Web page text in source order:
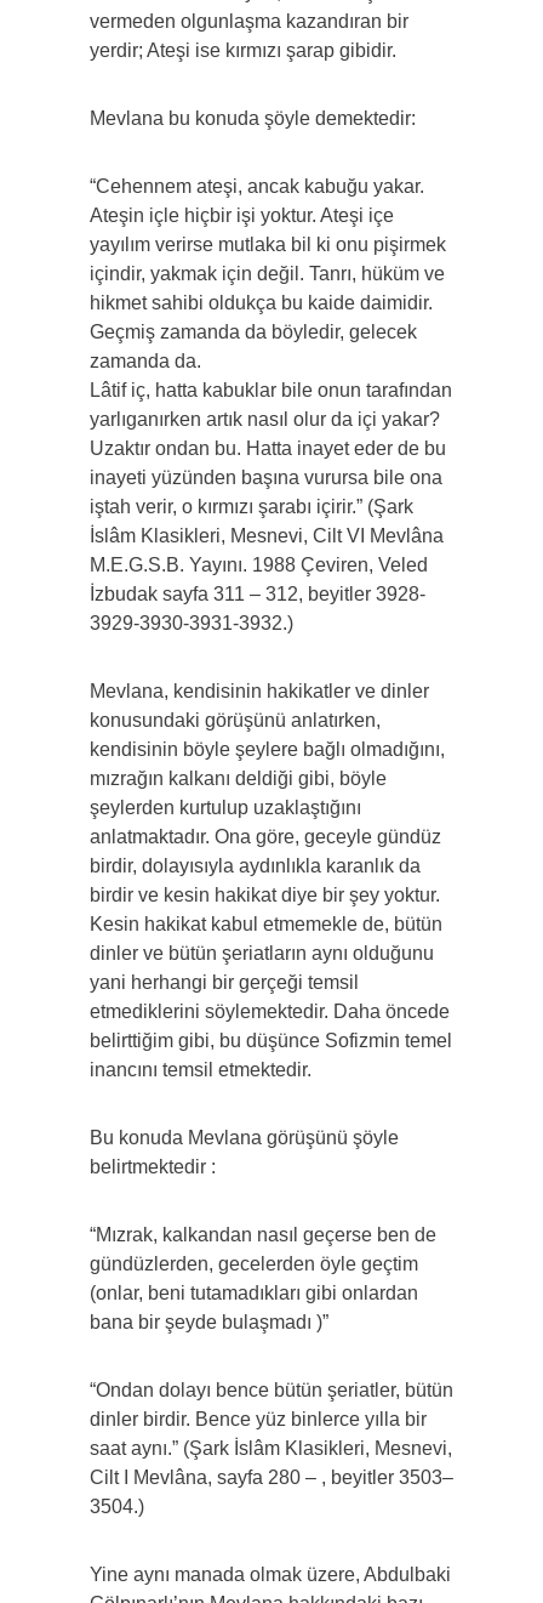
vermeden olgunlaşma kazandıran bir
yerdir; Ateşi ise kırmızı şarap gibidir.
Mevlana bu konuda şöyle demektedir:
“Cehennem ateşi, ancak kabuğu yakar.
Ateşin içle hiçbir işi yoktur. Ateşi içe
yayılım verirse mutlaka bil ki onu pişirmek
içindir, yakmak için değil. Tanrı, hüküm ve
hikmet sahibi oldukça bu kaide daimidir.
Geçmiş zamanda da böyledir, gelecek
zamanda da.
Lâtif iç, hatta kabuklar bile onun tarafından
yarlıganırken artık nasıl olur da içi yakar?
Uzaktır ondan bu. Hatta inayet eder de bu
inayeti yüzünden başına vurursa bile ona
iştah verir, o kırmızı şarabı içirir.” (Şark
İslâm Klasikleri, Mesnevi, Cilt VI Mevlâna
M.E.G.S.B. Yayını. 1988 Çeviren, Veled
İzbudak sayfa 311 – 312, beyitler 3928-
3929-3930-3931-3932.)
Mevlana, kendisinin hakikatler ve dinler
konusundaki görüşünü anlatırken,
kendisinin böyle şeylere bağlı olmadığını,
mızrağın kalkanı deldiği gibi, böyle
şeylerden kurtulup uzaklaştığını
anlatmaktadır. Ona göre, geceyle gündüz
birdir, dolayısıyla aydınlıkla karanlık da
birdir ve kesin hakikat diye bir şey yoktur.
Kesin hakikat kabul etmemekle de, bütün
dinler ve bütün şeriatların aynı olduğunu
yani herhangi bir gerçeği temsil
etmediklerini söylemektedir. Daha öncede
belirttiğim gibi, bu düşünce Sofizmin temel
inancını temsil etmektedir.
Bu konuda Mevlana görüşünü şöyle
belirtmektedir :
“Mızrak, kalkandan nasıl geçerse ben de
gündüzlerden, gecelerden öyle geçtim
(onlar, beni tutamadıkları gibi onlardan
bana bir şeyde bulaşmadı )”
“Ondan dolayı bence bütün şeriatler, bütün
dinler birdir. Bence yüz binlerce yılla bir
saat aynı.” (Şark İslâm Klasikleri, Mesnevi,
Cilt I Mevlâna, sayfa 280 – , beyitler 3503–
3504.)
Yine aynı manada olmak üzere, Abdulbaki